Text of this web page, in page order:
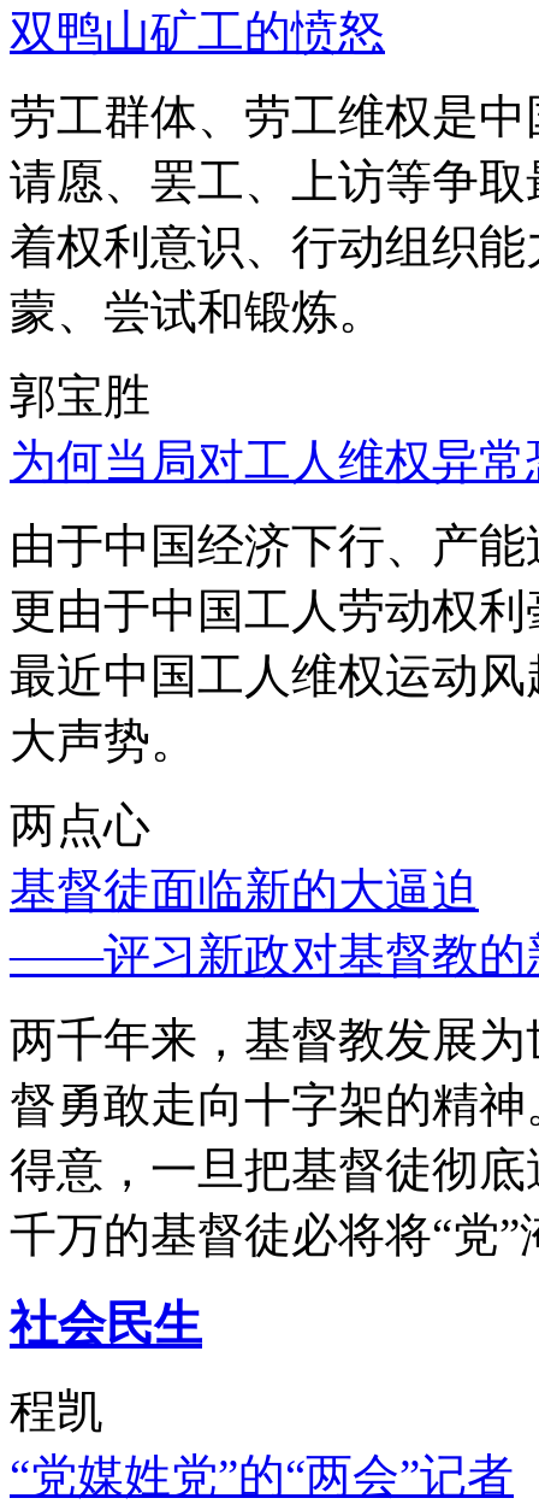
双鸭山矿工的愤怒
劳工群体、劳工维权是
请愿、罢工、上访等争
着权利意识、行动组织
蒙、尝试和锻炼。
郭宝胜
为何当局对工人维权异
由于中国经济下行、产
更由于中国工人劳动权
最近中国工人维权运动
大声势。
两点心
基督徒面临新的大逼迫
——评习新政对基督教的
两千年来，基督教发展
督勇敢走向十字架的精
得意，一旦把基督徒彻
千万的基督徒必将将“党”
社会民生
程凯
“党媒姓党”的“两会”记者